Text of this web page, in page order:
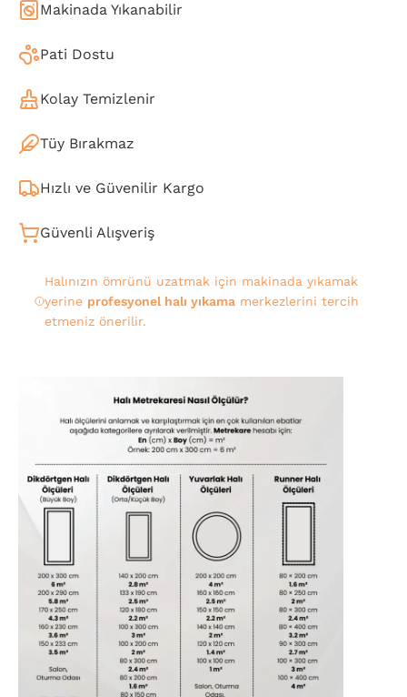
Makinada Yıkanabilir
Pati Dostu
Kolay Temizlenir
Tüy Bırakmaz
Hızlı ve Güvenilir Kargo
Güvenli Alışveriş
Halınızın ömrünü uzatmak için makinada yıkamak
yerine profesyonel halı yıkamamerkezlerini tercih
etmeniz önerilir.